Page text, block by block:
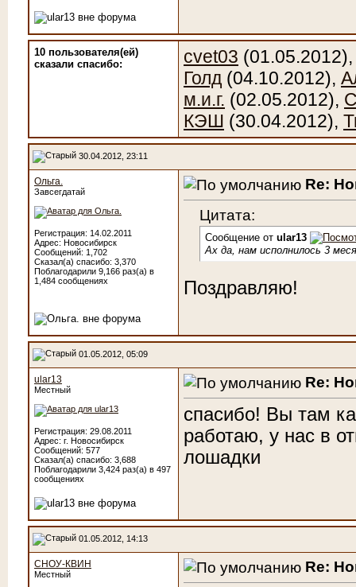
10 пользователя(ей)
сказали cпасибо:
cvet03
Голд (04.10.2012),
м.и.г. (02.05.2012),
КЭШ (30.04.2012),
30.04.2012, 23:11
Ольга.
Завсегдатай
Регистрация: 14.02.2011
Адрес: Новосибирск
Сообщений: 1,702
Сказал(а) спасибо: 3,370
Поблагодарили 9,166 раз(а) в
1,484 сообщениях
Re:
Цитата:
Сообщение от ular13
Ах да, нам исполнилось 3
Поздравляю!
01.05.2012, 05:09
ular13
Местный
Регистрация: 29.08.2011
Адрес: г. Новосибирск
Сообщений: 577
Сказал(а) спасибо: 3,688
Поблагодарили 3,424 раз(а) в 497
сообщениях
Re:
спасибо! Вы там
работаю, у нас в
лошадки
01.05.2012, 14:13
СНОУ-КВИН
Местный
Re: